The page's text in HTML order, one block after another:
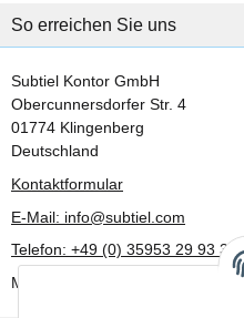
So erreichen Sie uns
Subtiel Kontor GmbH
Obercunnersdorfer Str. 4
01774 Klingenberg
Deutschland
Kontaktformular
E-Mail: info@subtiel.com
Telefon: +49 (0) 35953 29 93 30
Mo-Fr: 8:00 Uhr - 17:00 Uhr